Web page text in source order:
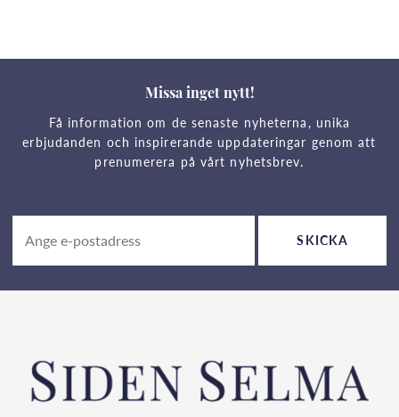
Missa inget nytt!
Få information om de senaste nyheterna, unika
erbjudanden och inspirerande uppdateringar genom att
prenumerera på vårt nyhetsbrev.
SKICKA